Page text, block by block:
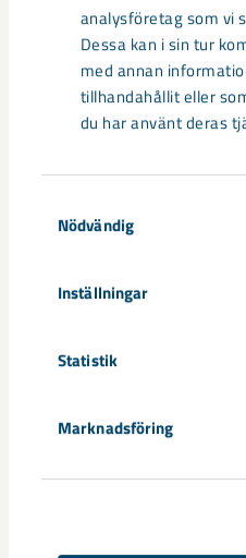
analysföretag som vi
Dessa kan i sin tur
med annan
tillhandahållit eller
du har använt deras
Nödvändig
Inställningar
Statistik
Marknadsföring
26 balkar och
och brännarplansgolv